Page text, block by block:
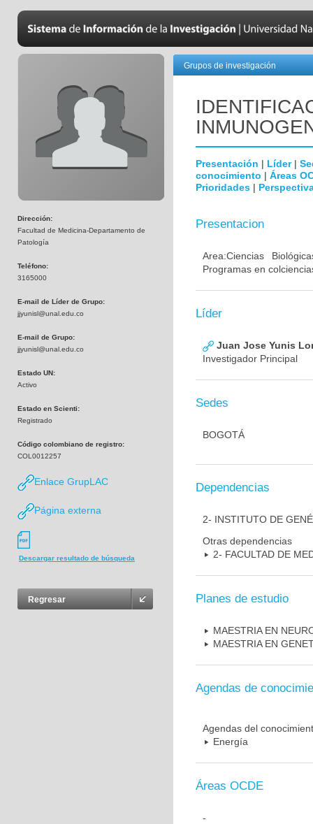
Dirección:
Facultad de Medicina-Departamento de
Patología
Teléfono:
3165000
E-mail de Líder de Grupo:
jjyunisl@unal.edu.co
E-mail de Grupo:
jjyunisl@unal.edu.co
Estado UN:
Activo
Estado en Scienti:
Registrado
Código colombiano de registro:
COL0012257
Enlace GrupLAC
Página externa
Descargar resultado de búsqueda
Regresar
Grupos de investigación
Presentación | Líder|
conocimiento | Áreas
Prioridades |
Presentacion
Area:Ciencias
Programas en
Líder
Juan Jose Yunis
Investigador Principal
Sedes
BOGOTÁ
Dependencias
2- INSTITUTO DE
Otras dependencias
2- FACULTAD DE
Planes de estudio
MAESTRIA EN
MAESTRIA EN
Agendas de
Agendas del
Energía
Áreas OCDE
-